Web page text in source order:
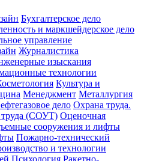
Бухгалтерское дело
и маркшейдерское дело
управление
Журналистика
изыскания
технологии
Культура и
Менеджмент Металлургия
дело Охрана труда.
труда (СОУТ) Оценочная
сооружения и лифты
Пожарно-технический
и технологии
Психология Ракетно-